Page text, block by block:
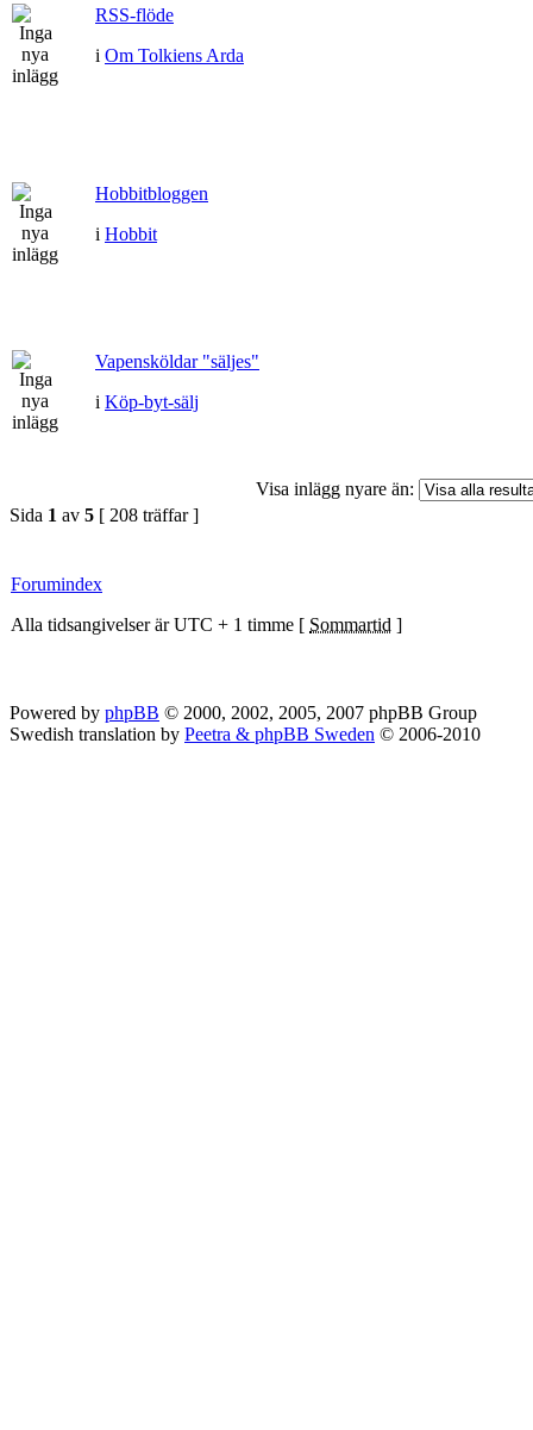
RSS-flöde
i Om Tolkiens Arda
Hobbitbloggen
i Hobbit
Vapensköldar "säljes"
i Köp-byt-sälj
Visa inlägg nyare än:
Sida 1 av 5 [ 208 träffar ]
Forumindex
Alla tidsangivelser är UTC + 1 timme [ Sommartid ]
Powered by phpBB © 2000, 2002, 2005, 2007 phpBB Group
Swedish translation by Peetra & phpBB Sweden © 2006-2010